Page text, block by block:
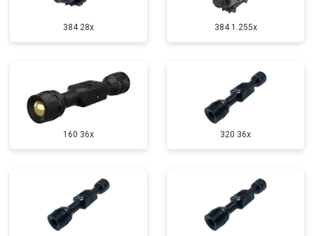
384 28x 384 1.255х
160 36x 320 36x